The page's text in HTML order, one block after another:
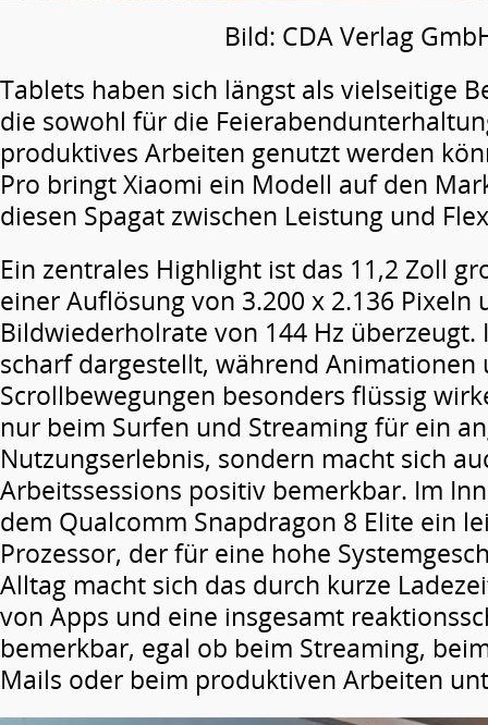
Bild: CDA Verlag
Tablets haben sich längst als vielseitige
die sowohl für die
produktives Arbeiten genutzt werden
Pro bringt Xiaomi ein Modell auf den
diesen Spagat zwischen Leistung und
Ein zentrales Highlight ist das 11,2 Zoll
einer Auflösung von 3.200 x 2.136 Pixeln
Bildwiederholrate von 144 Hz überzeugt.
scharf dargestellt, während Animationen
Scrollbewegungen besonders flüssig
nur beim Surfen und Streaming für ein
Nutzungserlebnis, sondern macht sich
Arbeitssessions positiv bemerkbar. Im
dem Qualcomm Snapdragon 8 Elite ein
Prozessor, der für eine hohe
Alltag macht sich das durch kurze
von Apps und eine insgesamt
bemerkbar, egal ob beim Streaming,
Mails oder beim produktiven Arbeiten